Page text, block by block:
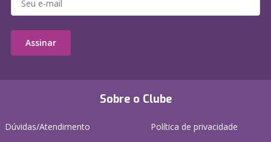
Sobre o Clube
Dúvidas/Atendimento
Política de privacidade
Assinar